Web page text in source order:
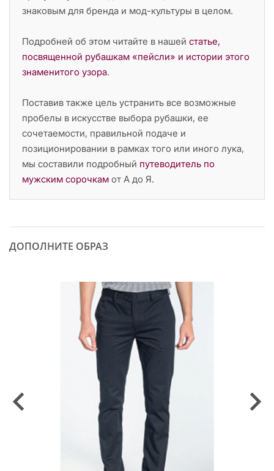
знаковым для бренда и мод-культуры в целом.
Подробней об этом читайте в нашей статье,
посвященной рубашкам «пейсли» и истории этого
знаменитого узора.
Поставив также цель устранить все возможные
пробелы в искусстве выбора рубашки, ее
сочетаемости, правильной подаче и
позиционировании в рамках того или иного лука,
мы составили подробный путеводитель по
мужским сорочкам от А до Я.
ДОПОЛНИТЕ ОБРАЗ